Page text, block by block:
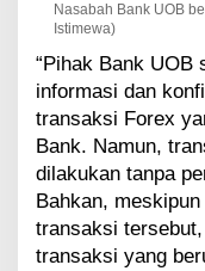
Nasabah Bank UOB
Istimewa)
“Pihak Bank UOB
informasi dan
transaksi Forex
Bank. Namun,
dilakukan tanpa
Bahkan,
transaksi
transaksi yang